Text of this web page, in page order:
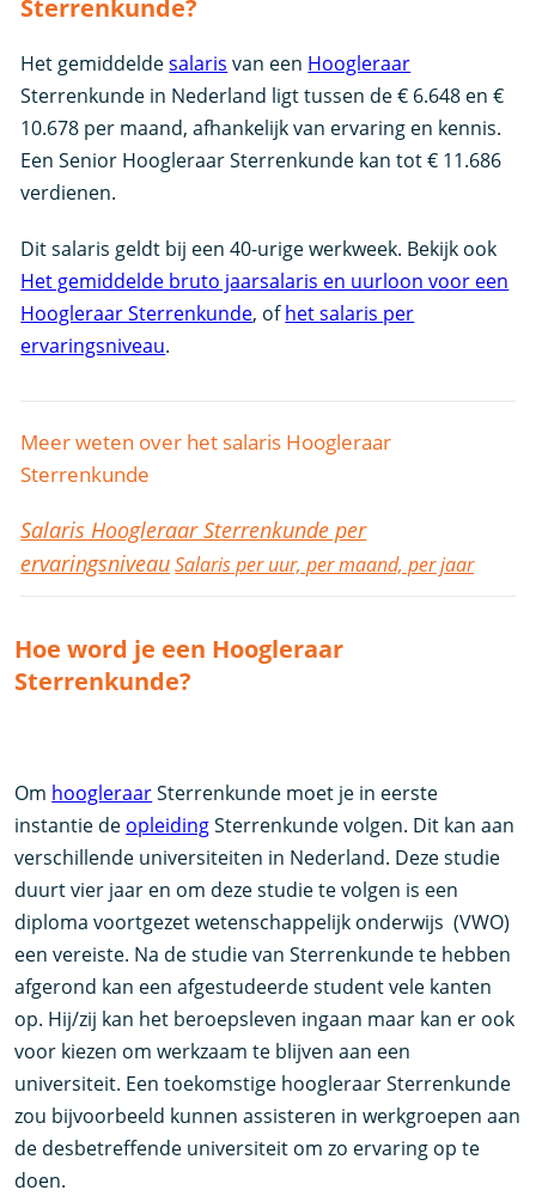
Sterrenkunde?
Het gemiddeldesalaris van een Hoogleraar
Sterrenkunde in Nederland ligt tussen de € 6.648 en €
10.678 per maand, afhankelijk van ervaring en kennis.
Een Senior Hoogleraar Sterrenkunde kan tot € 11.686
verdienen.
Dit salaris geldt bij een 40-urige werkweek. Bekijk ook
Het gemiddelde bruto jaarsalaris en uurloon voor een
Hoogleraar Sterrenkunde, ofhet salaris per
ervaringsniveau.
Meer weten over het salaris Hoogleraar
Sterrenkunde
Salaris Hoogleraar Sterrenkunde per
ervaringsniveauSalaris per uur, per maand, per jaar
Hoe word je een Hoogleraar
Sterrenkunde?
Om hoogleraarSterrenkunde moet je in eerste
instantie de opleidingSterrenkunde volgen. Dit kan aan
verschillende universiteiten in Nederland. Deze studie
duurt vier jaar en om deze studie te volgen is een
diploma voortgezet wetenschappelijk onderwijs (VWO)
een vereiste. Na de studie van Sterrenkunde te hebben
afgerond kan een afgestudeerde student vele kanten
op. Hij/zij kan het beroepsleven ingaan maar kan er ook
voor kiezen om werkzaam te blijven aan een
universiteit. Een toekomstige hoogleraar Sterrenkunde
zou bijvoorbeeld kunnen assisteren in werkgroepen aan
de desbetreffende universiteit om zo ervaring op te
doen.